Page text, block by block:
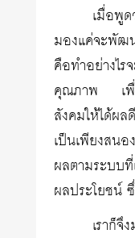
เมื่อพูด
มองแค่จะพัฒ
คือทำอย่างไร
คุณภาพ เพื่อ
สังคมให้ได้ผ
เป็นเพียงสนอ
ผลตามระบบ
ผลประโยชน์
เราก็